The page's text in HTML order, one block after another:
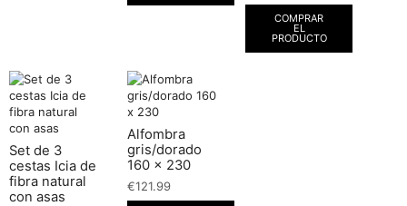
COMPRAR
EL
PRODUCTO
Set de 3
cestas Icia de
fibra natural
con asas
Alfombra
gris/dorado
160 x 230
€121.99